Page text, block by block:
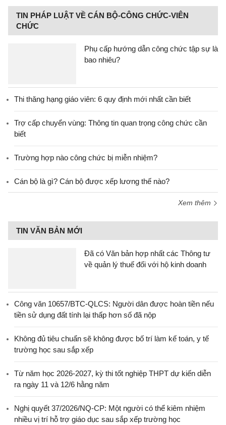
TIN PHÁP LUẬT VỀ CÁN BỘ-CÔNG CHỨC-VIÊN
CHỨC
Phụ cấp hướng dẫn công chức tập sự là
bao nhiêu?
Thi thăng hạng giáo viên: 6 quy định mới nhất cần biết
Trợ cấp chuyển vùng: Thông tin quan trọng công chức cần
biết
Trường hợp nào công chức bị miễn nhiệm?
Cán bộ là gì? Cán bộ được xếp lương thế nào?
Xem thêm
TIN VĂN BẢN MỚI
Đã có Văn bản hợp nhất các Thông tư
về quản lý thuế đối với hộ kinh doanh
Công văn 10657/BTC-QLCS: Người dân được hoàn tiền nếu
tiền sử dụng đất tính lại thấp hơn số đã nộp
Không đủ tiêu chuẩn sẽ không được bố trí làm kế toán, y tế
trường học sau sắp xếp
Từ năm học 2026-2027, kỳ thi tốt nghiệp THPT dự kiến diễn
ra ngày 11 và 12/6 hằng năm
Nghị quyết 37/2026/NQ-CP: Một người có thể kiêm nhiệm
nhiều vị trí hỗ trợ giáo dục sau sắp xếp trường học